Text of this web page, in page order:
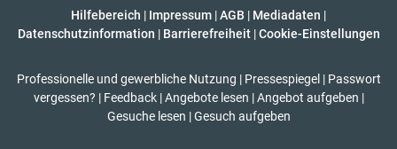
Hilfebereich | Impressum |AGB | Mediadaten |
Datenschutzinformation | Barrierefreiheit | Cookie-Einstellungen
Professionelle und gewerbliche Nutzung | Pressespiegel | Passwort
vergessen? | Feedback | Angebote lesen | Angebot aufgeben |
Gesuche lesen | Gesuch aufgeben